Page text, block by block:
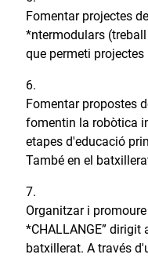
Fomentar projectes
*ntermodulars
que permeti projectes
Fomentar propostes
fomentin la robòtica
etapes d'educació
També en el
Organitzar i promoure
*CHALLANGE”
batxillerat. A través